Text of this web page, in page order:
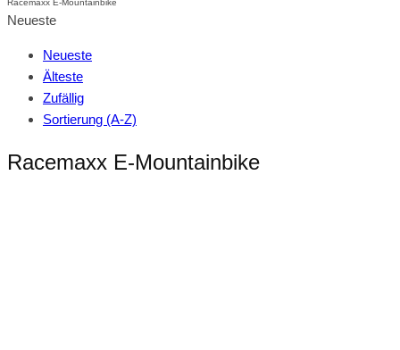
Racemaxx E-Mountainbike
Neueste
Neueste
Älteste
Zufällig
Sortierung (A-Z)
Racemaxx E-Mountainbike